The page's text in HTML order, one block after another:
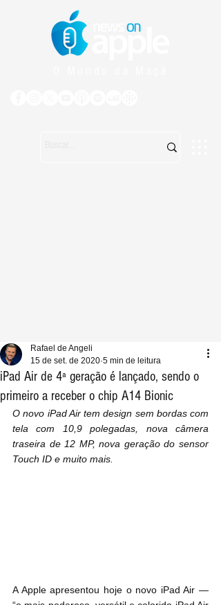
iPad Air de 4ª geração é lançado, sendo o
primeiro a receber o chip A14 Bionic
Rafael de Angeli
15 de set. de 2020 5 min de leitura
O novo iPad Air tem design sem bordas com
tela com 10,9 polegadas, nova câmera
traseira de 12 MP, nova geração do sensor
Touch ID e muito mais.
A Apple apresentou hoje o novo iPad Air —